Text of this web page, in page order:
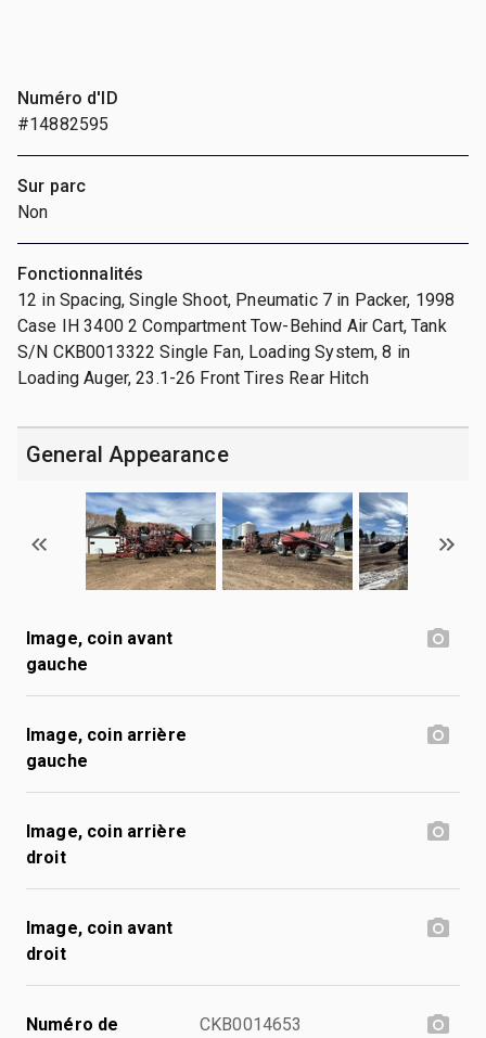
Numéro d'ID
#14882595
Sur parc
Non
Fonctionnalités
12 in Spacing, Single Shoot, Pneumatic 7 in Packer, 1998
Case IH 3400 2 Compartment Tow-Behind Air Cart, Tank
S/N CKB0013322 Single Fan, Loading System, 8 in
Loading Auger, 23.1-26 Front Tires Rear Hitch
General Appearance
Image, coin avant
gauche
Image, coin arrière
gauche
Image, coin arrière
droit
Image, coin avant
droit
Numéro de
CKB0014653